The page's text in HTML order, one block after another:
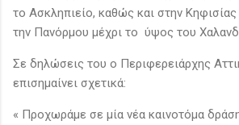
το Ασκληπιείο, καθώς και στην
την Πανόρμου μέχρι το ύψος του
Σε δηλώσεις του ο Περιφερειάρχης
επισημαίνει σχετικά:
« Προχωράμε σε μία νέα καινοτόμα